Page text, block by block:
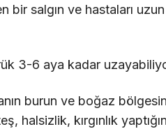
bir salgın ve hastaları
3-6 aya kadar
burun ve boğaz
halsizlik, kırgınlık